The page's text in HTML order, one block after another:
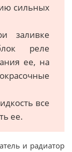
сильных
заливке
реле
ее, на
все
ее.
и радиатор